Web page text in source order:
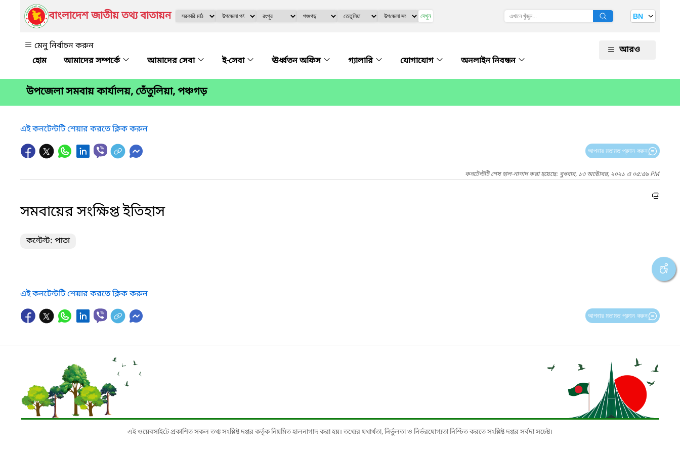
বাংলাদেশ জাতীয় তথ্য বাতায়ন দেখুন BN
মেনু নির্বাচন করুন
আমাদের সম্পর্কে
আমাদের সেবা ই-সেবা ঊর্ধ্বতন অফিস গ্যালারি যোগাযোগ অনলাইন নিবন্ধন
আরও
উপ‌জেলা সমবায় কার্যালয়, তেঁতুলিয়া, পঞ্চগড়
এই কনটেন্টটি শেয়ার করতে ক্লিক করুন
আপনার মতামত প্রদান করুন
কনটেন্টটি শেষ হাল-নাগাদ করা হয়েছে: বুধবার, ১৩ অক্টোবর, ২০২১ এ ০৫:৫৯ PM
সমবায়ের সংক্ষিপ্ত ইতিহাস
কন্টেন্ট: পাতা
এই কনটেন্টটি শেয়ার করতে ক্লিক করুন
আপনার মতামত প্রদান করুন
এই ওয়েবসাইটে প্রকাশিত সকল তথ্য সংশ্লিষ্ট দপ্তর কর্তৃক নিয়মিত হালনাগাদ করা হয়। তথ্যের যথার্থতা, নির্ভুলতা ও নির্ভরযোগ্যতা নিশ্চিত করতে সংশ্লিষ্ট দপ্তর সর্বদা সচেষ্ট।